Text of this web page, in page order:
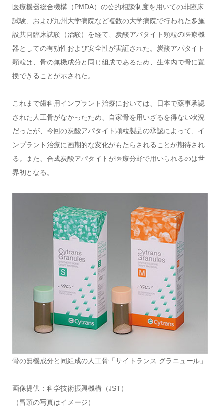
医療機器総合機構（PMDA）の公的相談制度を用いての非臨床
試験、および九州大学病院など複数の大学病院で行われた多施
設共同臨床試験（治験）を経て、炭酸アパタイト顆粒の医療機
器としての有効性および安全性が実証された。炭酸アパタイト
顆粒は、骨の無機成分と同じ組成であるため、生体内で骨に置
換できることが示された。
これまで歯科用インプラント治療においては、日本で薬事承認
された人工骨がなかったため、自家骨を用いざるを得ない状況
だったが、今回の炭酸アパタイト顆粒製品の承認によって、イ
ンプラント治療に画期的な変化がもたらされることが期待され
る。また、合成炭酸アパタイトが医療分野で用いられるのは世
界初となる。
骨の無機成分と同組成の人工骨「サイトランス グラニュール」
画像提供：科学技術振興機構（JST）
（冒頭の写真はイメージ）